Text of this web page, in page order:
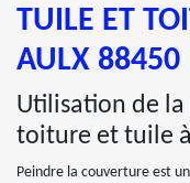
TUILE ET
AULX 88450
Utilisation de
toiture et tuile
Peindre la couverture est